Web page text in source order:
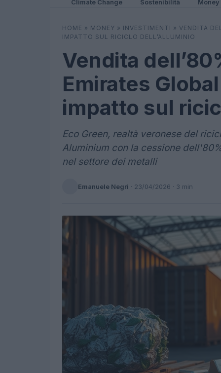
Climate Change Sostenibilità Money
HOME » MONEY » INVESTIMENTI » VENDITA
IMPATTO SUL RICICLO DELL’ALLUMINIO
Vendita
Emirates
impatto sul
Eco Green, realtà veronese del
Aluminium con la cessione
nel settore dei metalli
Emanuele Negri · 23/04/2026 · 3 min